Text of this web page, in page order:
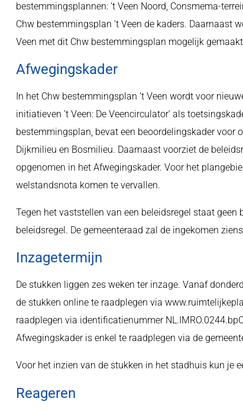
bestemmingsplannen: ’t Veen Noord, Consmema-
Chw bestemmingsplan ’t Veen de kaders. Daarnaast
Veen met dit Chw bestemmingsplan mogelijk
Afwegingskader
In het Chw bestemmingsplan ’t Veen wordt voor
initiatieven ’t Veen: De Veencirculator’ als
bestemmingsplan, bevat een beoordelingskader voor
Dijkmilieu en Bosmilieu. Daarnaast voorziet de
opgenomen in het Afwegingskader. Voor het
welstandsnota komen te vervallen.
Tegen het vaststellen van een beleidsregel staat
beleidsregel. De gemeenteraad zal de ingekomen
Inzagetermijn
De stukken liggen zes weken ter inzage. Vanaf
de stukken online te raadplegen via
raadplegen via identificatienummer
Afwegingskader is enkel te raadplegen via de
Voor het inzien van de stukken in het stadhuis kun je
Reageren